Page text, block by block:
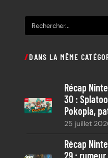
e
h
c
h
DANS LA MÊME
Récap
30 :
Pokopia,
25 juillet
Récap
29 : rumeur